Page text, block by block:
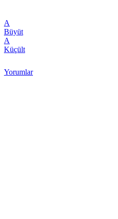
A
Büyüt
A
Küçült
Yorumlar